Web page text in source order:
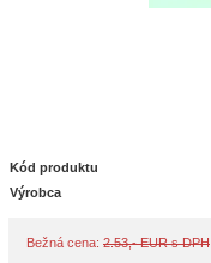
Kód produktu
Výrobca
Bežná cena: 2.53,- EUR s DPH